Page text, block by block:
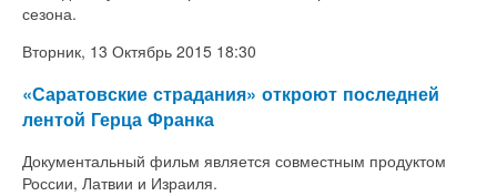
сезона.
Вторник, 13 Октябрь 2015 18:30
«Саратовские страдания» откроют последней
лентой Герца Франка
Документальный фильм является совместным продуктом
России, Латвии и Израиля.